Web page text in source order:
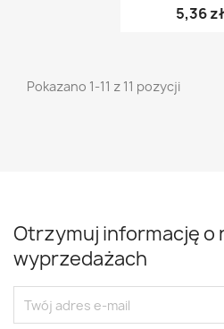
5,36 zł
Pokazano 1-11 z 11 pozycji
Otrzymuj informację o
wyprzedażach